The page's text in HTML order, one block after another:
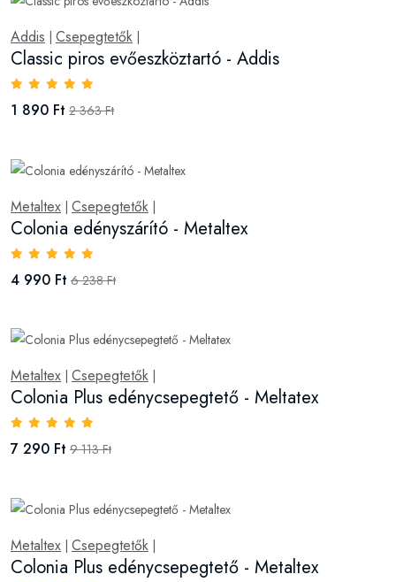
Addis | Csepegtetők |
Classic piros evőeszköztartó - Addis
1 890 Ft 2 363 Ft
Metaltex | Csepegtetők |
Colonia edényszárító - Metaltex
4 990 Ft 6 238 Ft
Metaltex Csepegtetők
Colonia Plus edénycsepegtető - Meltatex
7 290 Ft 9 113 Ft
Metaltex Csepegtetők
Colonia Plus edénycsepegtető - Metaltex